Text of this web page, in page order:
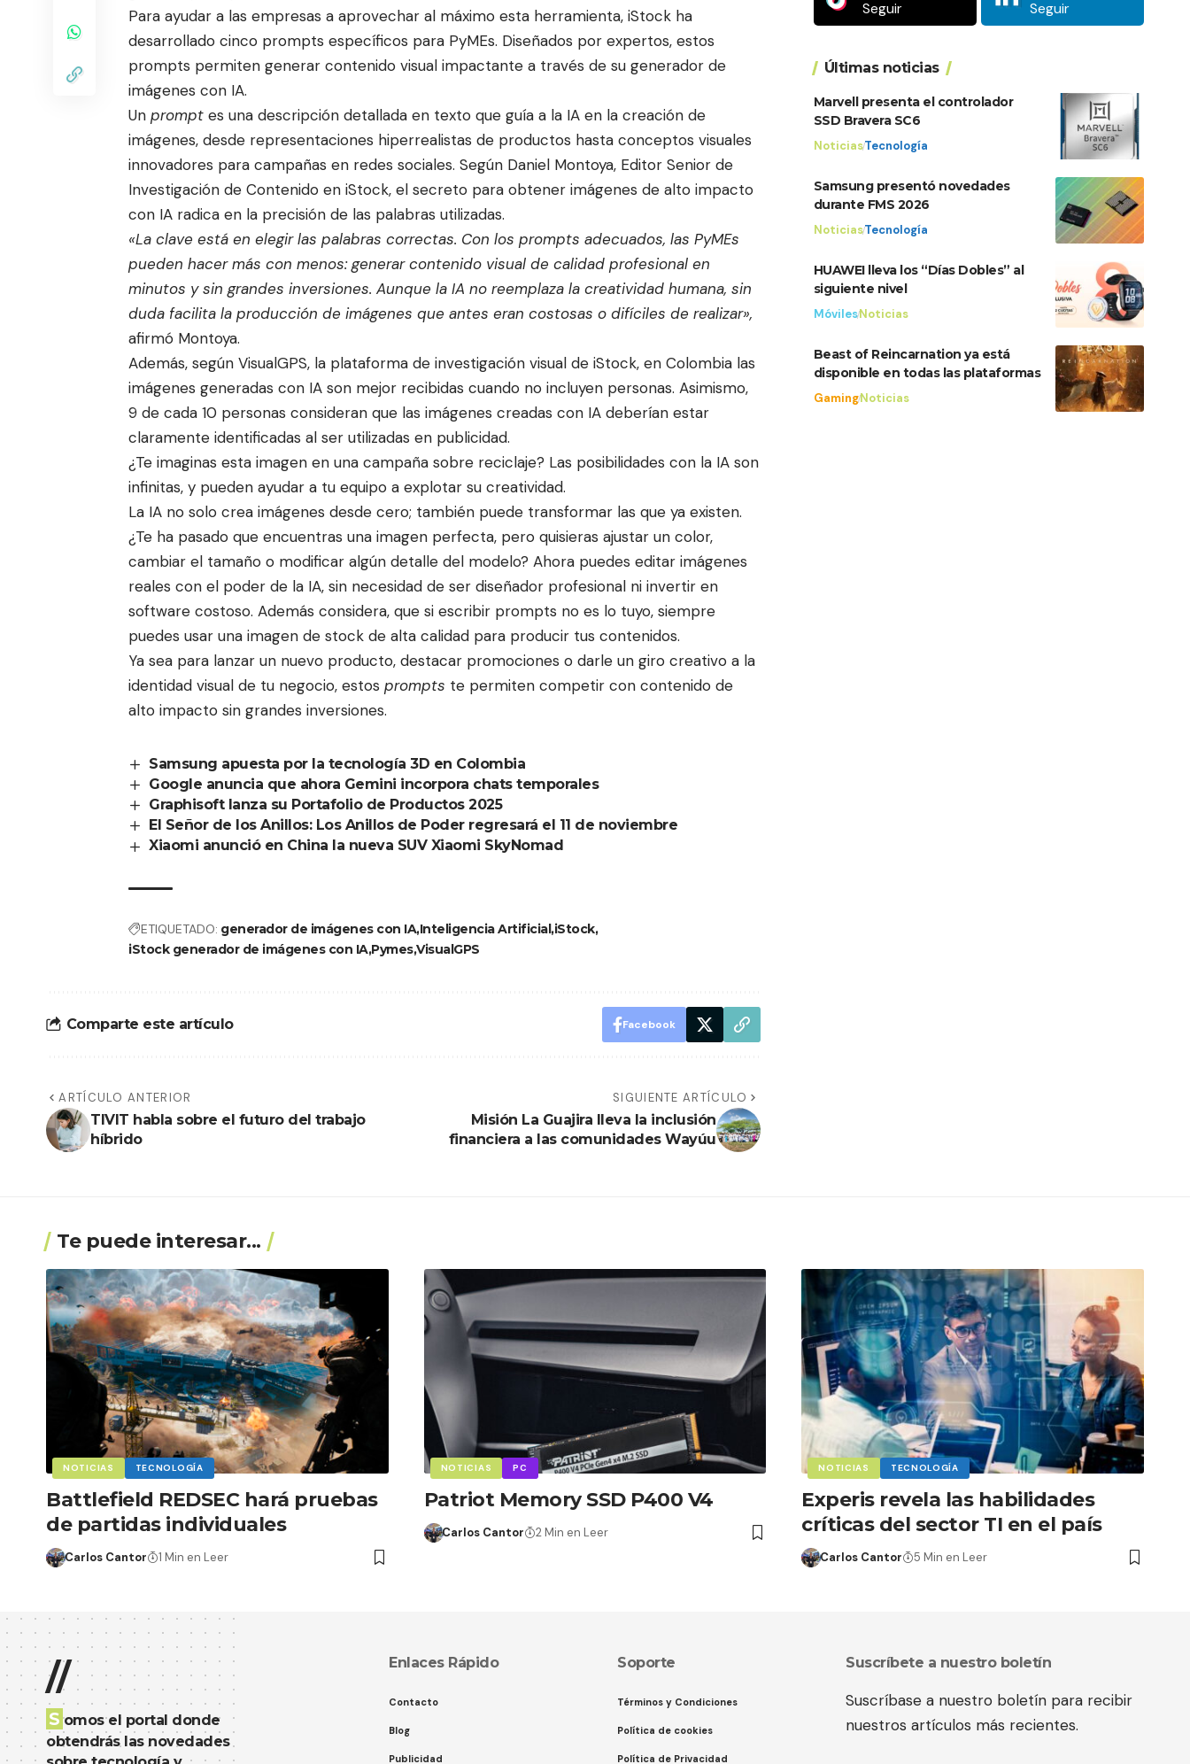
Para ayudar a las empresas a aprovechar al máximo esta herramienta, iStock ha
desarrollado cinco prompts específicos para PyMEs. Diseñados por expertos, estos
prompts permiten generar contenido visual impactante a través de su generador de
imágenes con IA.
Un prompt es una descripción detallada en texto que guía a la IA en la creación de
imágenes, desde representaciones hiperrealistas de productos hasta conceptos visuales
innovadores para campañas en redes sociales. Según Daniel Montoya, Editor Senior de
Investigación de Contenido en iStock, el secreto para obtener imágenes de alto impacto
con IA radica en la precisión de las palabras utilizadas.
«La clave está en elegir las palabras correctas. Con los prompts adecuados, las PyMEs
pueden hacer más con menos: generar contenido visual de calidad profesional en
minutos y sin grandes inversiones. Aunque la IA no reemplaza la creatividad humana, sin
duda facilita la producción de imágenes que antes eran costosas o difíciles de realizar»,
afirmó Montoya.
Además, según VisualGPS, la plataforma de investigación visual de iStock, en Colombia las
imágenes generadas con IA son mejor recibidas cuando no incluyen personas. Asimismo,
9 de cada 10 personas consideran que las imágenes creadas con IA deberían estar
claramente identificadas al ser utilizadas en publicidad.
¿Te imaginas esta imagen en una campaña sobre reciclaje? Las posibilidades con la IA son
infinitas, y pueden ayudar a tu equipo a explotar su creatividad.
La IA no solo crea imágenes desde cero; también puede transformar las que ya existen.
¿Te ha pasado que encuentras una imagen perfecta, pero quisieras ajustar un color,
cambiar el tamaño o modificar algún detalle del modelo? Ahora puedes editar imágenes
reales con el poder de la IA, sin necesidad de ser diseñador profesional ni invertir en
software costoso. Además considera, que si escribir prompts no es lo tuyo, siempre
puedes usar una imagen de stock de alta calidad para producir tus contenidos.
Ya sea para lanzar un nuevo producto, destacar promociones o darle un giro creativo a la
identidad visual de tu negocio, estos prompts te permiten competir con contenido de
alto impacto sin grandes inversiones.
Samsung apuesta por la tecnología 3D en Colombia
Google anuncia que ahora Gemini incorpora chats temporales
Graphisoft lanza su Portafolio de Productos 2025
El Señor de los Anillos: Los Anillos de Poder regresará el 11 de noviembre
Xiaomi anunció en China la nueva SUV Xiaomi SkyNomad
ETIQUETADO: generador de imágenes con IAInteligencia ArtificialiStock
iStock generador de imágenes con IAPymesVisualGPS
Comparte este artículo Facebook
ARTÍCULO ANTERIOR
TIVIT habla sobre el futuro del trabajo
híbrido
SIGUIENTE ARTÍCULO
Misión La Guajira lleva la inclusión
financiera a las comunidades Wayúu
Seguir Seguir
Últimas noticias
Marvell presenta el controlador
SSD Bravera SC6
NoticiasTecnología
Samsung presentó novedades
durante FMS 2026
NoticiasTecnología
HUAWEI lleva los “Días Dobles” al
siguiente nivel
MóvilesNoticias
Beast of Reincarnation ya está
disponible en todas las plataformas
GamingNoticias
Te puede interesar...
NOTICIAS TECNOLOGÍA
Battlefield REDSEC hará pruebas
de partidas individuales
Carlos Cantor 1 Min en Leer
NOTICIAS PC
Patriot Memory SSD P400 V4
Carlos Cantor 2 Min en Leer
NOTICIAS TECNOLOGÍA
Experis revela las habilidades
críticas del sector TI en el país
Carlos Cantor 5 Min en Leer
//
S omos el portal donde
obtendrás las novedades
Enlaces Rápido
Contacto
Blog
Publicidad
Soporte
Términos y Condiciones
Política de cookies
Política de Privacidad
Suscríbete a nuestro boletín
Suscríbase a nuestro boletín para recibir
nuestros artículos más recientes.